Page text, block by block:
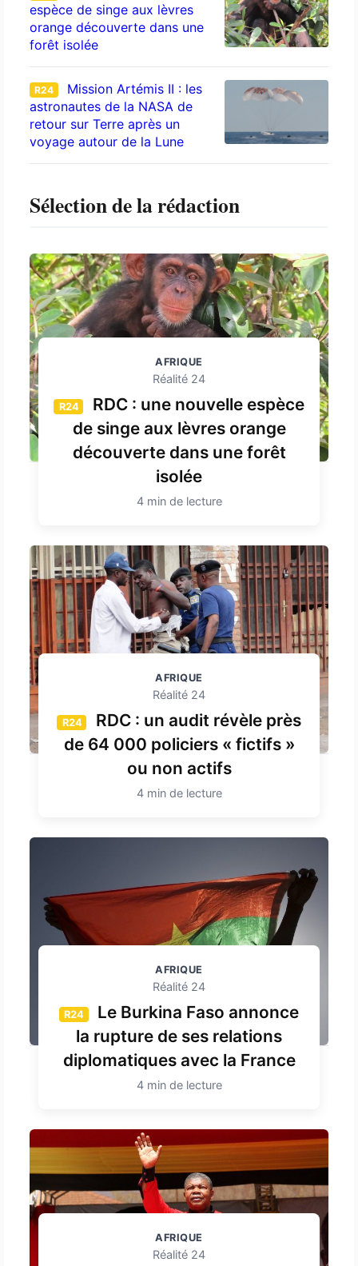
espèce de singe aux lèvres
orange découverte dans une
forêt isolée
R24
Mission Artémis II : les
astronautes de la NASA de
retour sur Terre après un
voyage autour de la Lune
Sélection de la rédaction
AFRIQUE
Réalité 24
R24
RDC : une nouvelle espèce
de singe aux lèvres orange
découverte dans une forêt
isolée
4 min de lecture
AFRIQUE
Réalité 24
R24
RDC : un audit révèle près
de 64 000 policiers « fictifs »
ou non actifs
4 min de lecture
AFRIQUE
Réalité 24
R24
Le Burkina Faso annonce
la rupture de ses relations
diplomatiques avec la France
4 min de lecture
AFRIQUE
Réalité 24